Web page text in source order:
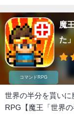
魔
た」
コマンドRPG
世界の半分を貰い
RPG【魔王「世界